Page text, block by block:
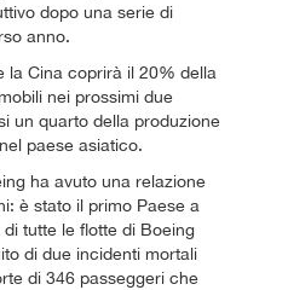
dopo una serie di
anno.
la Cina coprirà il 20% della
nei prossimi due
un quarto della produzione
paese asiatico.
ha avuto una relazione
è stato il primo Paese a
tutte le flotte di Boeing
di due incidenti mortali
di 346 passeggeri che